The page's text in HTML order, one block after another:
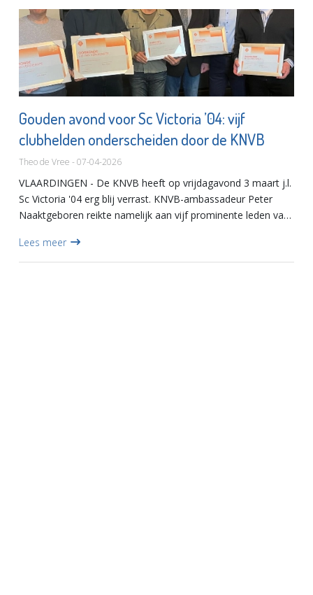
Gouden avond voor Sc Victoria ’04: vijf
clubhelden onderscheiden door de KNVB
Theo de Vree - 07-04-2026
VLAARDINGEN - De KNVB heeft op vrijdagavond 3 maart j.l.
Sc Victoria '04 erg blij verrast. KNVB-ambassadeur Peter
Naaktgeboren reikte namelijk aan vijf prominente leden van
Lees meer